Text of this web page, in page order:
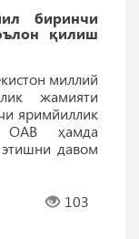
биринчи
қилиш
миллий
жамияти
яримйиллик
ОАВ ҳамда
давом
103